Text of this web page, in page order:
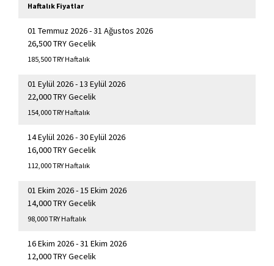
Haftalık Fiyatlar
01 Temmuz 2026 - 31 Ağustos 2026
26,500 TRY Gecelik
185,500 TRY Haftalık
01 Eylül 2026 - 13 Eylül 2026
22,000 TRY Gecelik
154,000 TRY Haftalık
14 Eylül 2026 - 30 Eylül 2026
16,000 TRY Gecelik
112,000 TRY Haftalık
01 Ekim 2026 - 15 Ekim 2026
14,000 TRY Gecelik
98,000 TRY Haftalık
16 Ekim 2026 - 31 Ekim 2026
12,000 TRY Gecelik